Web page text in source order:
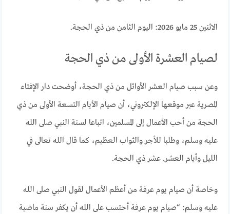
الاثنين 25 مايو 2026: اليوم الثامن من ذي الحجة.
لصيام العشرة الأولى من ذي الحجة
وعن سبب صيام العشر الأوائل من ذي الحجة، أوضحت دار الإفتاء
المصرية عبر موقعها الإلكتروني، أن صيام الأيام التسعة الأولى من ذي
الحجة من أحب الأعمال إلى المسلمين، اتباعا لسنة النبي صلى الله
عليه وسلم، وطلبا للأجر والثواب العظيم، كما قال الله تعالى في
الليل وأيام العشر. عشر ذي الحجة.
وخاصة أن صيام يوم عرفة من أعظم الأعمال لقول النبي صلى الله
عليه وسلم: “صيام يوم عرفة أحتسب على الله أن يكفر سنة ماضية